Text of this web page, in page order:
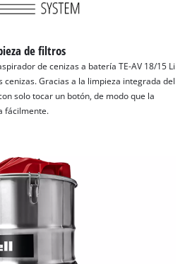
su consentimiento para
el servicio Google Maps!
is not permitted to load due
with their CMP to add this content
list of technologies used.
by
de filtros
de cenizas a batería TE-AV 18/15 Li
cenizas. Gracias a la limpieza integrada del
solo tocar un botón, de modo que la
fácilmente.